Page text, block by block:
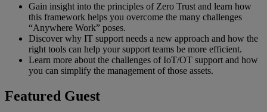
Gain insight into the principles of Zero Trust and learn how
this framework helps you overcome the many challenges
“Anywhere Work” poses.
Discover why IT support needs a new approach and how the
right tools can help your support teams be more efficient.
Learn more about the challenges of IoT/OT support and how
you can simplify the management of those assets.
Featured Guest